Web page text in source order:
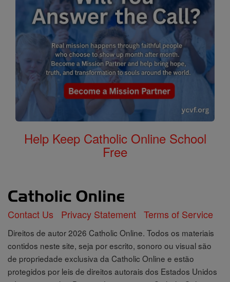
Help Keep Catholic Online School
Free
Contact Us Privacy Statement Terms of Service
Direitos de autor 2026 Catholic Online. Todos os materiais
contidos neste site, seja por escrito, sonoro ou visual são
de propriedade exclusiva da Catholic Online e estão
protegidos por leis de direitos autorais dos Estados Unidos